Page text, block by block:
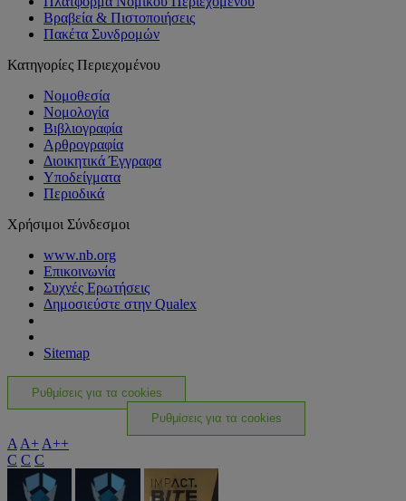
Βραβεία & Πιστοποιήσεις
Πακέτα Συνδρομών
Κατηγορίες Περιεχομένου
Νομοθεσία
Νομολογία
Βιβλιογραφία
Αρθρογραφία
Διοικητικά Έγγραφα
Υποδείγματα
Περιοδικά
Χρήσιμοι Σύνδεσμοι
www.nb.org
Επικοινωνία
Συχνές Ερωτήσεις
Δημοσιεύστε στην Qualex
Sitemap
Ρυθμίσεις για τα cookies
Ρυθμίσεις για τα cookies
A A+ A++
C C C